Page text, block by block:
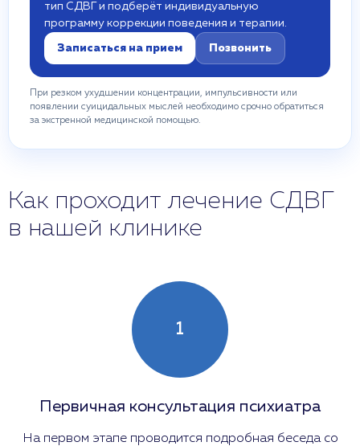
тип СДВГ и подберёт индивидуальную
программу коррекции поведения и терапии.
Записаться на прием Позвонить
При резком ухудшении концентрации, импульсивности или
появлении суицидальных мыслей необходимо срочно обратиться
за экстренной медицинской помощью.
Как проходит лечение СДВГ
в нашей клинике
1
Первичная консультация психиатра
На первом этапе проводится подробная беседа со